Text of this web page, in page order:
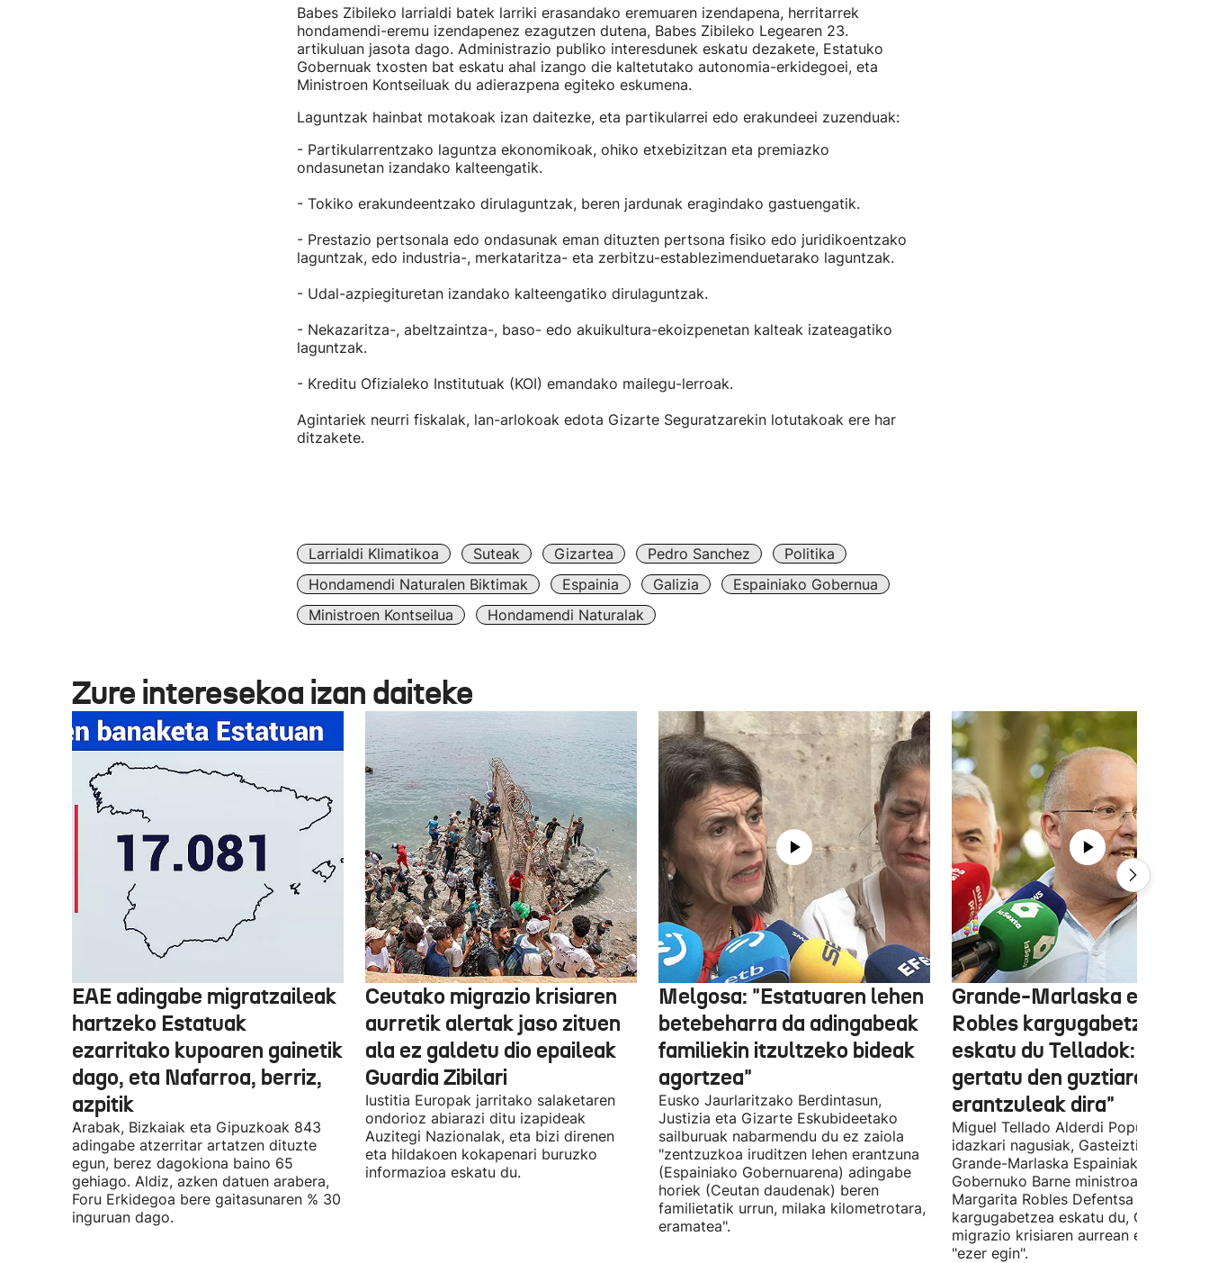
Babes Zibileko larrialdi batek larriki erasandako eremuaren izendapena, herritarrek
hondamendi-eremu izendapenez ezagutzen dutena, Babes Zibileko Legearen 23.
artikuluan jasota dago. Administrazio publiko interesdunek eskatu dezakete, Estatuko
Gobernuak txosten bat eskatu ahal izango die kaltetutako autonomia-erkidegoei, eta
Ministroen Kontseiluak du adierazpena egiteko eskumena.
Laguntzak hainbat motakoak izan daitezke, eta partikularrei edo erakundeei zuzenduak:
- Partikularrentzako laguntza ekonomikoak, ohiko etxebizitzan eta premiazko
ondasunetan izandako kalteengatik.
- Tokiko erakundeentzako dirulaguntzak, beren jardunak eragindako gastuengatik.
- Prestazio pertsonala edo ondasunak eman dituzten pertsona fisiko edo juridikoentzako
laguntzak, edo industria-, merkataritza- eta zerbitzu-establezimenduetarako laguntzak.
- Udal-azpiegituretan izandako kalteengatiko dirulaguntzak.
- Nekazaritza-, abeltzaintza-, baso- edo akuikultura-ekoizpenetan kalteak izateagatiko
laguntzak.
- Kreditu Ofizialeko Institutuak (KOI) emandako mailegu-lerroak.
Agintariek neurri fiskalak, lan-arlokoak edota Gizarte Seguratzarekin lotutakoak ere har
ditzakete.
Larrialdi Klimatikoa Suteak Gizartea Pedro Sanchez
Politika
Hondamendi Naturalen Biktimak
Espainia Galizia
Espainiako Gobernua
Ministroen Kontseilua
Hondamendi Naturalak
Zure interesekoa izan daiteke
EAE adingabe migratzaileak
hartzeko Estatuak
ezarritako kupoaren gainetik
dago, eta Nafarroa, berriz,
azpitik
Arabak, Bizkaiak eta Gipuzkoak 843
adingabe atzerritar artatzen dituzte
egun, berez dagokiona baino 65
gehiago. Aldiz, azken datuen arabera,
Foru Erkidegoa bere gaitasunaren % 30
inguruan dago.
Ceutako migrazio krisiaren
aurretik alertak jaso zituen
ala ez galdetu dio epaileak
Guardia Zibilari
Iustitia Europak jarritako salaketaren
ondorioz abiarazi ditu izapideak
Auzitegi Nazionalak, eta bizi direnen
eta hildakoen kokapenari buruzko
informazioa eskatu du.
Melgosa: "Estatuaren lehen
betebeharra da adingabeak
familiekin itzultzeko bideak
agortzea"
Eusko Jaurlaritzako Berdintasun,
Justizia eta Gizarte Eskubideetako
sailburuak nabarmendu du ez zaiola
"zentzuzkoa iruditzen lehen erantzuna
(Espainiako Gobernuarena) adingabe
horiek (Ceutan daudenak) beren
familietatik urrun, milaka kilometrotara,
eramatea".
Grande-Marlaska eta
Robles kargugabetzea
eskatu du Telladok:
gertatu den guztiaren
erantzuleak dira"
Miguel Tellado Alderdi Popularraren
idazkari nagusiak, Gasteiztik,
Grande-Marlaska Espainiako
Gobernuko Barne ministroa eta
Margarita Robles Defentsa ministroa
kargugabetzea eskatu du, Ceutako
migrazio krisiaren aurrean ez
"ezer egin".